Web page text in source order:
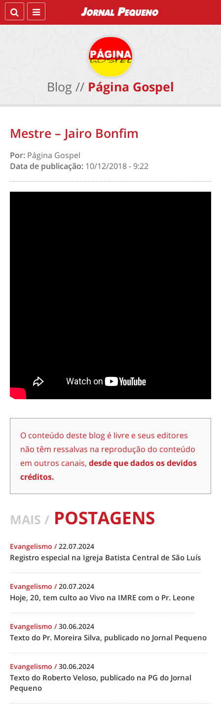
Blog // Página Gospel
Mestre – Jairo Bonfim
Por: Página Gospel
Data de publicação: 10/12/2018 - 9:22
O conteúdo deste blog é livre e seus editores
não têm ressalvas na reprodução do conteúdo
em outros canais, desde que dados os devidos
créditos.
MAIS / POSTAGENS
Evangelismo /22.07.2024
Registro especial na Igreja Batista Central de São Luís
Evangelismo /20.07.2024
Hoje, 20, tem culto ao Vivo na IMRE com o Pr. Leone
Evangelismo /30.06.2024
Texto do Pr. Moreira Silva, publicado no Jornal Pequeno
Evangelismo /30.06.2024
Texto do Roberto Veloso, publicado na PG do Jornal
Pequeno